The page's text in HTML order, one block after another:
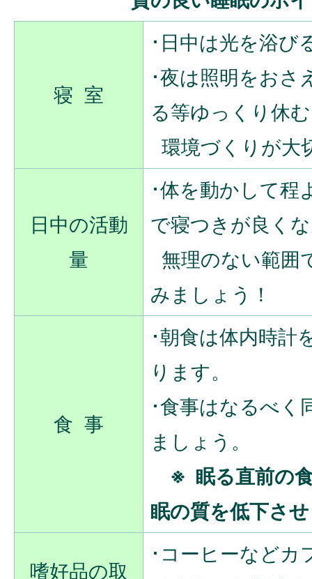
寝 室
･日中は光を浴び
･夜は照明をおさ
る等ゆっくり休む
環境づくりが大
日中の活動
量
･体を動かして程
で寝つきが良く
無理のない範囲
みましょう！
食 事
･朝食は体内時計
ります。
･食事はなるべく
ましょう。
※ 眠る直前の
眠の質を低下さ
嗜好品の取
･コーヒーなどカ